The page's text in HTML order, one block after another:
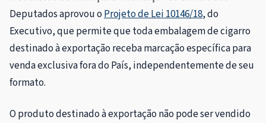
Deputados aprovou o Projeto de Lei 10146/18, do
Executivo, que permite que toda embalagem de cigarro
destinado à exportação receba marcação específica para
venda exclusiva fora do País, independentemente de seu
formato.
O produto destinado à exportação não pode ser vendido